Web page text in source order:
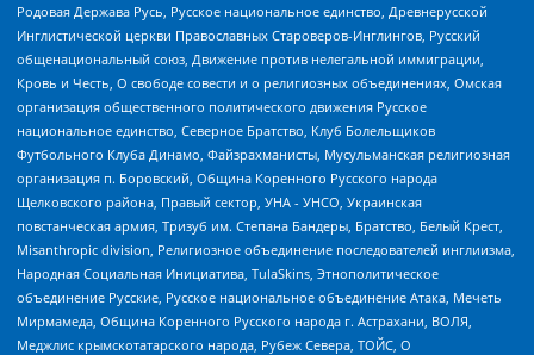
Родовая Держава Русь, Русское национальное единство, Древнерусской
Инглистической церкви Православных Староверов-Инглингов, Русский
общенациональный союз, Движение против нелегальной иммиграции,
Кровь и Честь, О свободе совести и о религиозных объединениях, Омская
организация общественного политического движения Русское
национальное единство, Северное Братство, Клуб Болельщиков
Футбольного Клуба Динамо, Файзрахманисты, Мусульманская религиозная
организация п. Боровский, Община Коренного Русского народа
Щелковского района, Правый сектор, УНА - УНСО, Украинская
повстанческая армия, Тризуб им. Степана Бандеры, Братство, Белый Крест,
Misanthropic division, Религиозное объединение последователей инглиизма,
Народная Социальная Инициатива, TulaSkins, Этнополитическое
объединение Русские, Русское национальное объединение Атака, Мечеть
Мирмамеда, Община Коренного Русского народа г. Астрахани, ВОЛЯ,
Меджлис крымскотатарского народа, Рубеж Севера, ТОЙС, О